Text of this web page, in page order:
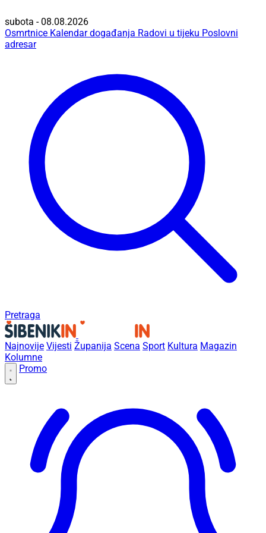
subota - 08.08.2026
Osmrtnice Kalendar događanja Radovi u tijeku Poslovni
adresar
Pretraga
Najnovije Vijesti Županija Scena Sport Kultura Magazin
Kolumne
Promo